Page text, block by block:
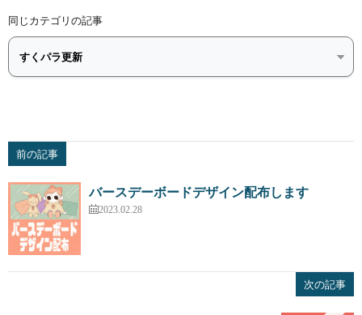
同じカテゴリの記事
前の記事
バースデーボードデザイン配布します
2023.02.28
次の記事